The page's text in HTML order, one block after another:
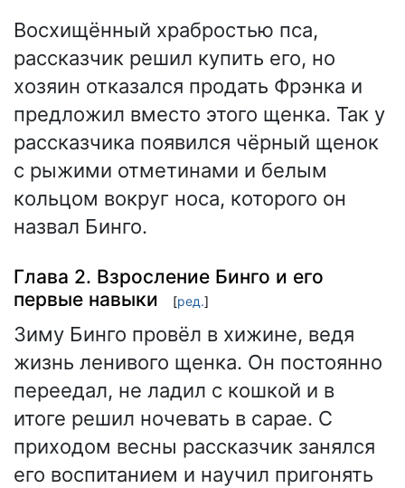
Восхищённый храбростью пса,
рассказчик решил купить его, но
хозяин отказался продать Фрэнка и
предложил вместо этого щенка. Так у
рассказчика появился чёрный щенок
с рыжими отметинами и белым
кольцом вокруг носа, которого он
назвал Бинго.
Глава 2. Взросление Бинго и его
первые навыки
[ред.]
Зиму Бинго провёл в хижине, ведя
жизнь ленивого щенка. Он постоянно
переедал, не ладил с кошкой и в
итоге решил ночевать в сарае. С
приходом весны рассказчик занялся
его воспитанием и научил пригонять